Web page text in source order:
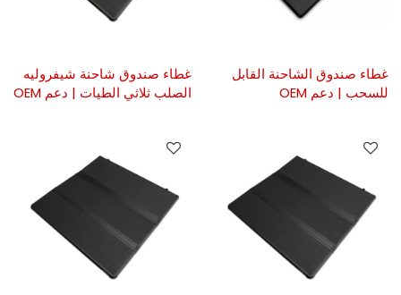
غطاء صندوق الشاحنة القابل
للسحب | دعم OEM
غطاء صندوق شاحنة شيفروليه
الصلب ثلاثي الطيات | دعم OEM